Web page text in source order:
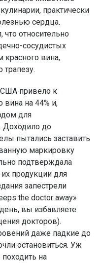
практически
сердца.
относительно
сосудистых
красного вина,
США привело к
на 44% и,
для
Доходило до
пытались заставить
маркировку
подтверждала
продукции для
запестрели
the doctor away»
вы избавляете
докторов).
даже падкие до
остановиться. Уж
на